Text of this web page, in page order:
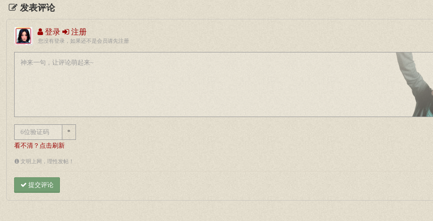
发表评论
登录 注册
您没有登录，如果还不是会员请先注册
*
看不清？点击刷新
文明上网，理性发帖！
提交评论